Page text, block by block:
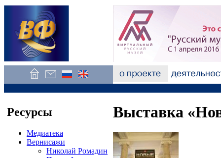
Ресурсы
Медиатека
Вернисажи
Николай Ромадин
Выставка